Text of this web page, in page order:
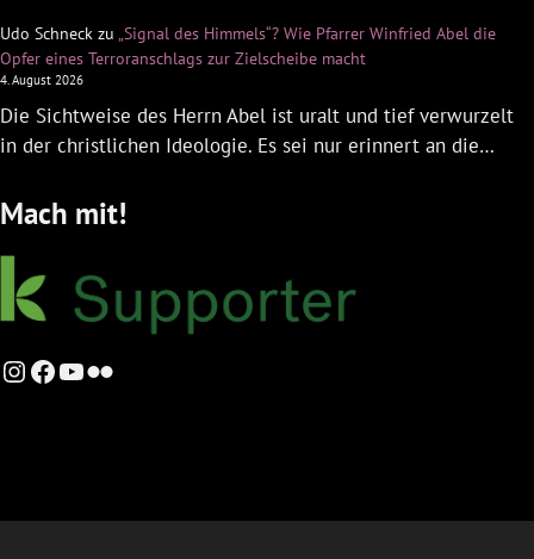
Udo Schneck zu „Signal des Himmels“? Wie Pfarrer Winfried Abel die
Opfer eines Terroranschlags zur Zielscheibe macht
4. August 2026
Die Sichtweise des Herrn Abel ist uralt und tief verwurzelt
in der christlichen Ideologie. Es sei nur erinnert an die…
Mach mit!
Instagram
Facebook
YouTube
Flickr